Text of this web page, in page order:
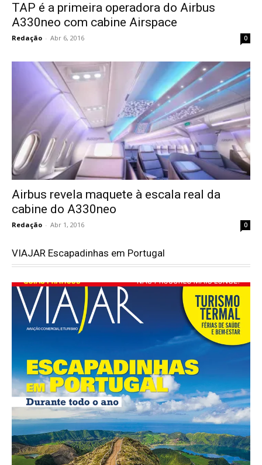
TAP é a primeira operadora do Airbus
A330neo com cabine Airspace
Redação - Abr 6, 2016 0
Airbus revela maquete à escala real da
cabine do A330neo
Redação - Abr 1, 2016 0
VIAJAR Escapadinhas em Portugal